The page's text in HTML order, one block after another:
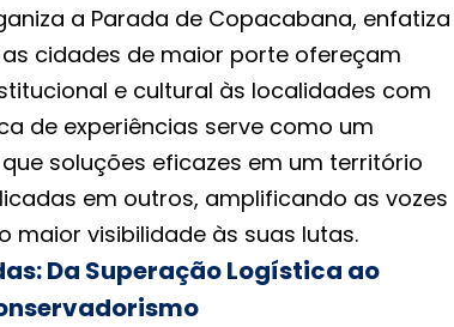
a Parada de Copacabana, enfatiza
cidades de maior porte ofereçam
e cultural às localidades com
de experiências serve como um
soluções eficazes em um território
em outros, amplificando as vozes
maior visibilidade às suas lutas.
Da Superação Logística ao